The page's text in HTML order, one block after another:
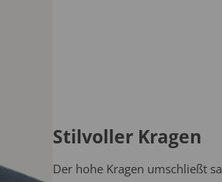
Stilvoller Kragen
Der hohe Kragen umschließt